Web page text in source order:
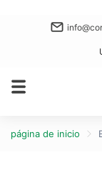
página de inicio